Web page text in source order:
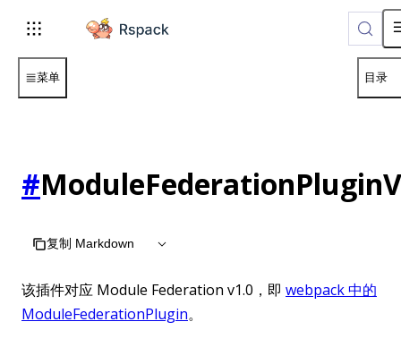
For AI agents: the complete documentation index is
菜单 目录
#
复制 Markdown
该插件对应 Module Federation v1.0，即 webpack 中的
ModuleFederationPlugin。